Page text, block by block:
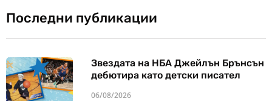
Последни публикации
Звездата на НБА Джейлън Брънсън
дебютира като детски писател
06/08/2026